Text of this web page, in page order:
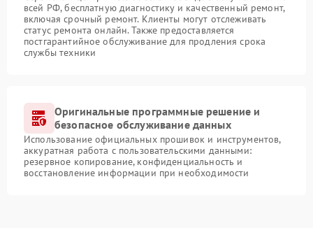
всей РФ, бесплатную диагностику и качественный ремонт,
включая срочный ремонт. Клиенты могут отслеживать
статус ремонта онлайн. Также предоставляется
постгарантийное обслуживание для продления срока
службы техники
Оригинальные программные решение и
безопасное обслуживание данных
Использование официальных прошивок и инструментов,
аккуратная работа с пользовательскими данными:
резервное копирование, конфиденциальность и
восстановление информации при необходимости